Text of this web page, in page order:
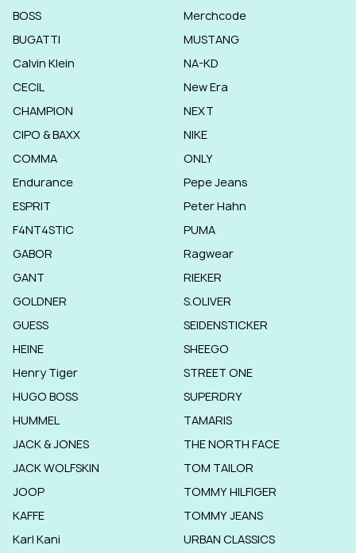
BOSS
BUGATTI
Calvin Klein
CECIL
CHAMPION
CIPO & BAXX
COMMA
Endurance
ESPRIT
F4NT4STIC
GABOR
GANT
GOLDNER
GUESS
HEINE
Henry Tiger
HUGO BOSS
HUMMEL
JACK & JONES
JACK WOLFSKIN
JOOP
KAFFE
Karl Kani
Merchcode
MUSTANG
NA-KD
New Era
NEXT
NIKE
ONLY
Pepe Jeans
Peter Hahn
PUMA
Ragwear
RIEKER
S.OLIVER
SEIDENSTICKER
SHEEGO
STREET ONE
SUPERDRY
TAMARIS
THE NORTH FACE
TOM TAILOR
TOMMY HILFIGER
TOMMY JEANS
URBAN CLASSICS